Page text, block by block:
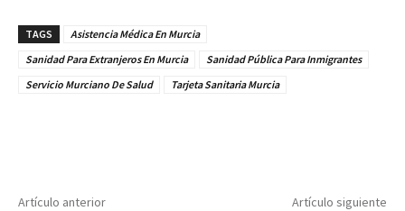
TAGS
Asistencia Médica En Murcia
Sanidad Para Extranjeros En Murcia
Sanidad Pública Para Inmigrantes
Servicio Murciano De Salud
Tarjeta Sanitaria Murcia
Artículo anterior Artículo siguiente